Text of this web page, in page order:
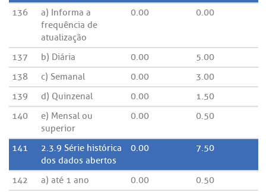
136
a) Informa a
frequência de
atualização
0.00 0.00
137 b) Diária 0.00
5.00
138
c) Semanal 0.00
3.00
139
d) Quinzenal 0.00
1.50
140
e) Mensal ou
superior
0.00 0.50
141
2.3.9 Série histórica
dos dados abertos
0.00 7.50
142 a) até 1 ano 0.00 0.50